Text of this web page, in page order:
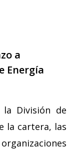
a
Energía
División de
la cartera, las